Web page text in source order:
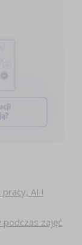
pracy, AI i
podczas zajęć